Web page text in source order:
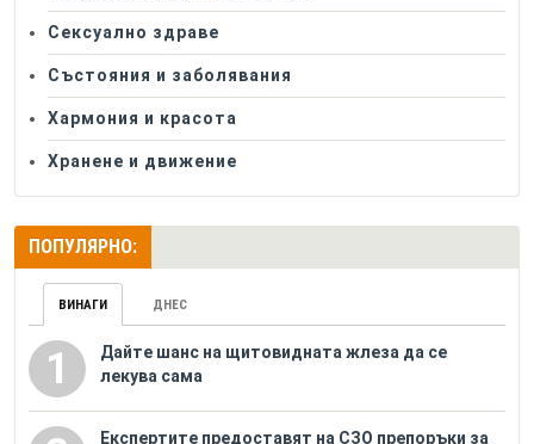
Сексуално здраве
Състояния и заболявания
Хармония и красота
Хранене и движение
ПОПУЛЯРНО:
ВИНАГИ ДНЕС
1
Дайте шанс на щитовидната жлеза да се
лекува сама
Eкспертите предоставят на СЗО препоръки за